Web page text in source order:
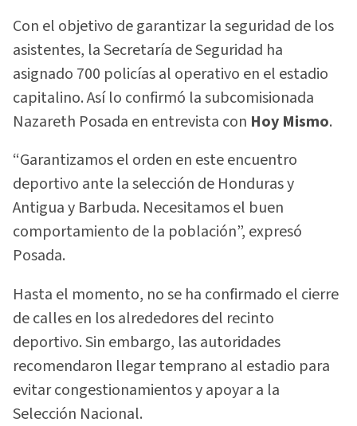
Con el objetivo de garantizar la seguridad de los
asistentes, la Secretaría de Seguridad ha
asignado 700 policías al operativo en el estadio
capitalino. Así lo confirmó la subcomisionada
Nazareth Posada en entrevista con Hoy Mismo.
“Garantizamos el orden en este encuentro
deportivo ante la selección de Honduras y
Antigua y Barbuda. Necesitamos el buen
comportamiento de la población”, expresó
Posada.
Hasta el momento, no se ha confirmado el cierre
de calles en los alrededores del recinto
deportivo. Sin embargo, las autoridades
recomendaron llegar temprano al estadio para
evitar congestionamientos y apoyar a la
Selección Nacional.